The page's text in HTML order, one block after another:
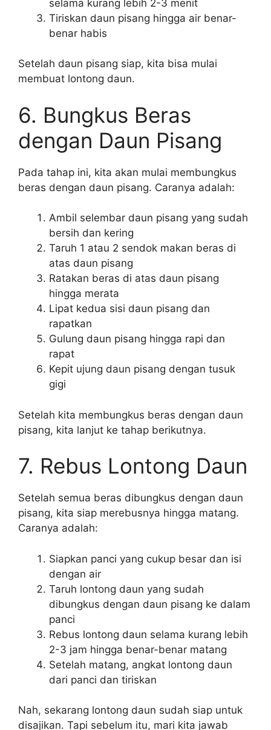
selama kurang lebih 2-3 menit
Tiriskan daun pisang hingga air benar-
benar habis
Setelah daun pisang siap, kita bisa mulai
membuat lontong daun.
6. Bungkus Beras
dengan Daun Pisang
Pada tahap ini, kita akan mulai membungkus
beras dengan daun pisang. Caranya adalah:
Ambil selembar daun pisang yang sudah
bersih dan kering
Taruh 1 atau 2 sendok makan beras di
atas daun pisang
Ratakan beras di atas daun pisang
hingga merata
Lipat kedua sisi daun pisang dan
rapatkan
Gulung daun pisang hingga rapi dan
rapat
Kepit ujung daun pisang dengan tusuk
gigi
Setelah kita membungkus beras dengan daun
pisang, kita lanjut ke tahap berikutnya.
7. Rebus Lontong Daun
Setelah semua beras dibungkus dengan daun
pisang, kita siap merebusnya hingga matang.
Caranya adalah:
Siapkan panci yang cukup besar dan isi
dengan air
Taruh lontong daun yang sudah
dibungkus dengan daun pisang ke dalam
panci
Rebus lontong daun selama kurang lebih
2-3 jam hingga benar-benar matang
Setelah matang, angkat lontong daun
dari panci dan tiriskan
Nah, sekarang lontong daun sudah siap untuk
disajikan. Tapi sebelum itu, mari kita jawab